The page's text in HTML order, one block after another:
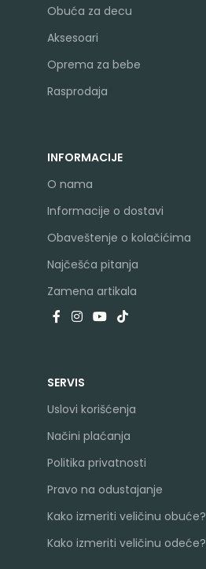
Obuća za decu
Aksesoari
Oprema za bebe
Rasprodaja
INFORMACIJE
O nama
Informacije o dostavi
Obaveštenje o kolačićima
Najčešća pitanja
Zamena artikala
SERVIS
Uslovi korišćenja
Načini plaćanja
Politika privatnosti
Pravo na odustajanje
Kako izmeriti veličinu obuće?
Kako izmeriti veličinu odeće?